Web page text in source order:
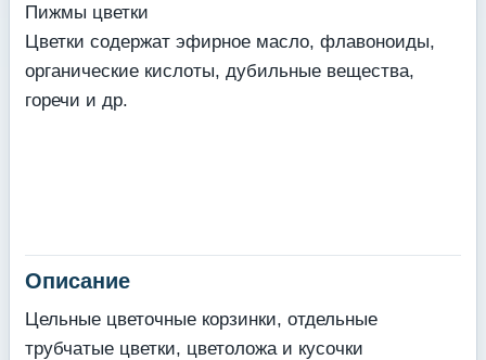
Пижмы цветки
Цветки содержат эфирное масло, флавоноиды,
органические кислоты, дубильные вещества,
горечи и др.
Описание
Цельные цветочные корзинки, отдельные
трубчатые цветки, цветоложа и кусочки